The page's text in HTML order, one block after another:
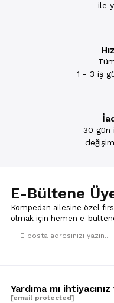
ile
1 - 3 iş
30 gün
E-Bültene
Kompedan ailesine özel
olmak için hemen e-
Yardıma mı
[email protected]